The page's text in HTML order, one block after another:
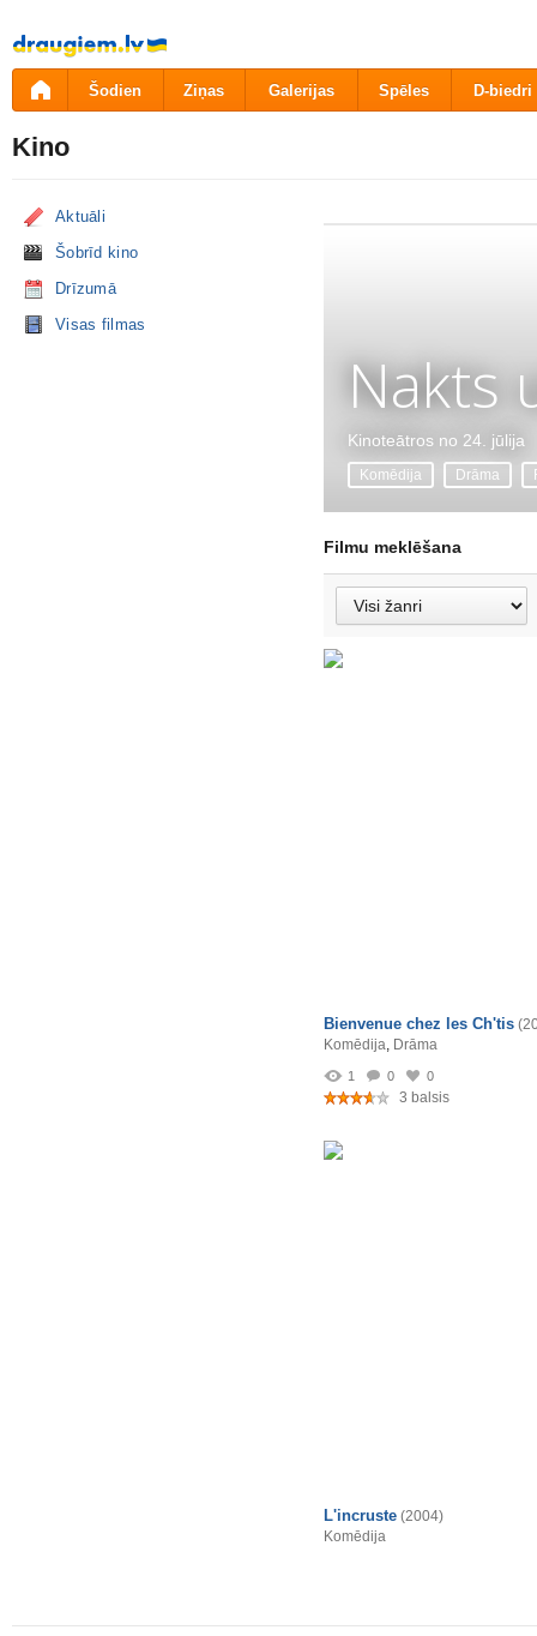
Pāriet
uz
saturu
Šodien Ziņas Galerijas Spēles D-biedri
Kino
Aktuāli
Šobrīd kino
Drīzumā
Visas filmas
Nakts
Kinoteātros no 24. jūlija
Komēdija Drāma
Filmu meklēšana
Bienvenue chez les Ch'tis
Komēdija, Drāma
1 0 0
3 balsis
L'incruste (2004)
Komēdija